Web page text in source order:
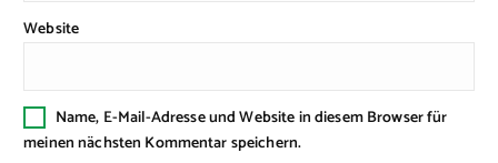
Website
Name, E-Mail-Adresse und Website in diesem Browser für
meinen nächsten Kommentar speichern.